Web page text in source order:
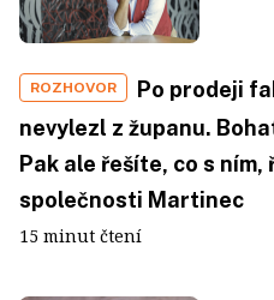
ROZHOVOR
Po prodeji
nevylezl z županu.
Pak ale řešíte, co s
společnosti Martinec
15 minut čtení